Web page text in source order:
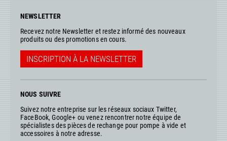
NEWSLETTER
Recevez notre Newsletter et restez informé des nouveaux
produits ou des promotions en cours.
INSCRIPTION À LA NEWSLETTER
NOUS SUIVRE
Suivez notre entreprise sur les réseaux sociaux Twitter,
FaceBook, Google+ ou venez rencontrer notre équipe de
spécialistes des pièces de rechange pour pompe à vide et
accessoires à notre adresse.